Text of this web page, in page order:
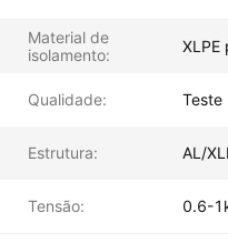
Material de
isolamento:
XLPE
Qualidade: Teste
Estrutura: AL/
Tensão: 0.6-